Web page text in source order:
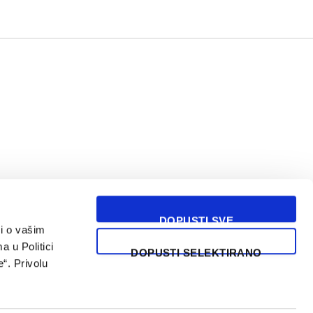
o vašim
u Politici
Privolu
DOPUSTI SVE
DOPUSTI SELEKTIRANO